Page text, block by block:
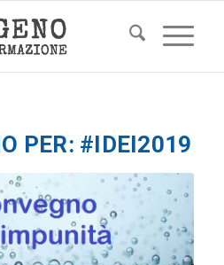
PER: #IDEI2019